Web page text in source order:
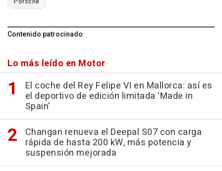
Contenido patrocinado
Lo más leído en Motor
El coche del Rey Felipe VI en Mallorca: así es
el deportivo de edición limitada 'Made in
Spain'
Changan renueva el Deepal S07 con carga
rápida de hasta 200 kW, más potencia y
suspensión mejorada